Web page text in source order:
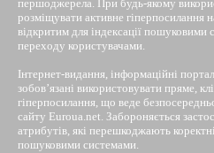
першоджерела. При будь-якому
розміщувати активне гіперпосилання
відкритим для індексації
переходу користувачами.
Інтернет-видання, інформаційні
зобов’язані використовувати пряме,
гіперпосилання, що веде
сайту Euroua.net. Забороняється
атрибутів, які перешкоджають
пошуковими системами.